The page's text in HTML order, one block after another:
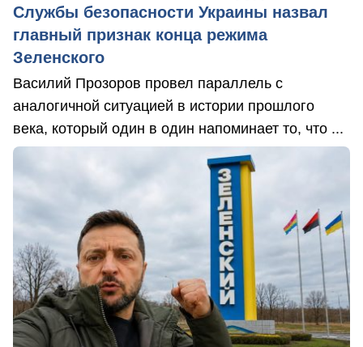
Службы безопасности Украины назвал
главный признак конца режима
Зеленского
Василий Прозоров провел параллель с
аналогичной ситуацией в истории прошлого
века, который один в один напоминает то, что ...